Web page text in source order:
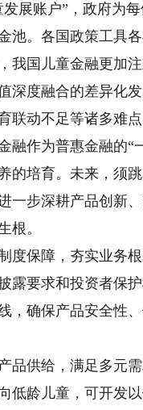
发展账户”，政府为
池。各国政策工具
我国儿童金融更加
深度融合的差异化
联动不足等诸多难点
作为普惠金融的“一
的培育。未来，须
一步深耕产品创新
根。
保障，夯实业务根
露要求和投资者保
，确保产品安全性
供给，满足多元需
低龄儿童，可开发